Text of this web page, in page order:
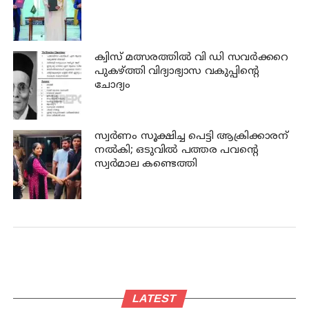
ക്വിസ് മത്സരത്തില്‍ വി ഡി സവര്‍ക്കറെ
പുകഴ്ത്തി വിദ്യാഭ്യാസ വകുപ്പിന്റെ
ചോദ്യം
സ്വര്‍ണം സൂക്ഷിച്ച പെട്ടി ആക്രിക്കാരന്
നല്‍കി; ഒടുവില്‍ പത്തര പവന്റെ
സ്വര്‍മാല കണ്ടെത്തി
LATEST